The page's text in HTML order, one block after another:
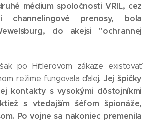
médium spoločnosti VRIL, cez
channelingové prenosy, bola
do akejsi "ochrannej
po Hitlerovom zákaze existovať
režime fungovala ďalej. Jej špičky
kontakty s vysokými dôstojníkmi
s vtedajším šéfom špionáže,
Po vojne sa nakoniec premenila